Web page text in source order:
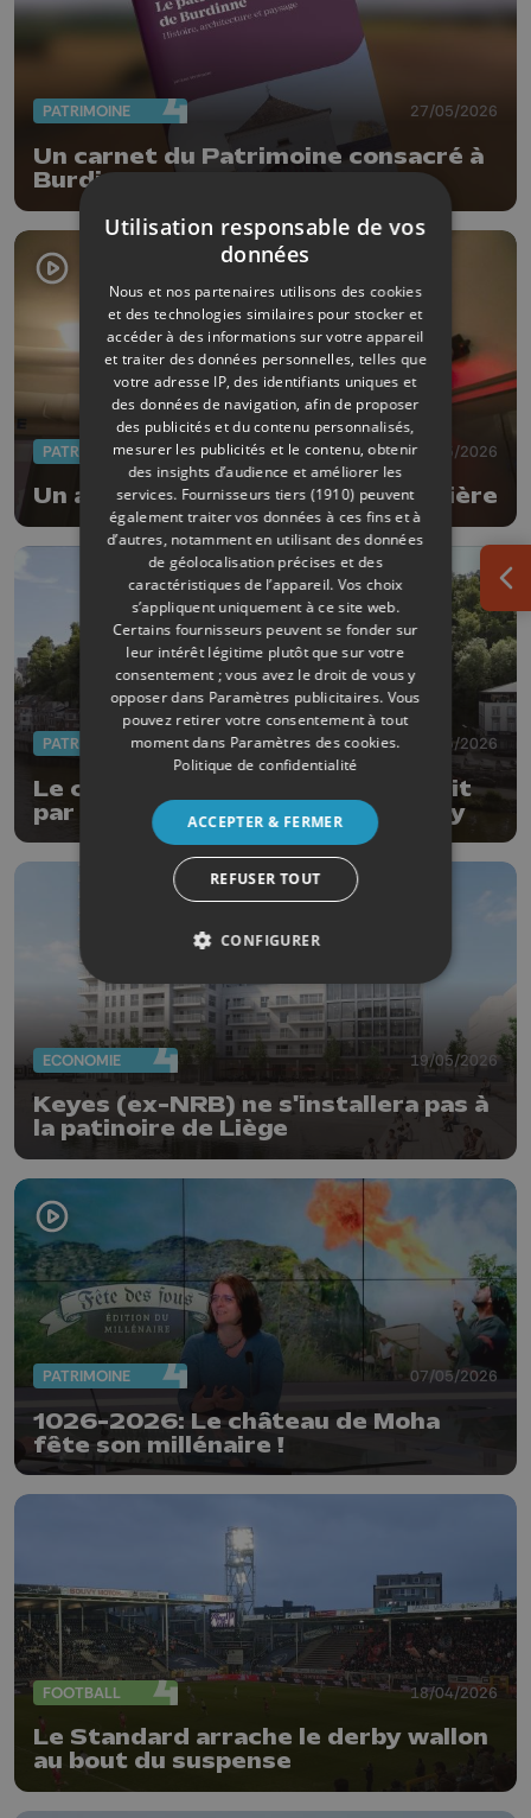
PATRIMOINE 27/05/2026
Un carnet du Patrimoine consacré à
Burdinne
PATRIMOINE 20/05/2026
Un abri antiaérien sous la Sauvenière
PATRIMOINE 20/05/2026
Le collège communal de Huy réagit
par rapport à l'état du Fort de Huy
ECONOMIE 19/05/2026
Keyes (ex-NRB) ne s'installera pas à
la patinoire de Liège
PATRIMOINE 07/05/2026
1026-2026: Le château de Moha
fête son millénaire !
FOOTBALL 18/04/2026
Le Standard arrache le derby wallon
au bout du suspense
Utilisation responsable de vos
données
Nous et nos partenaires utilisons des cookies
et des technologies similaires pour stocker et
accéder à des informations sur votre appareil
et traiter des données personnelles, telles que
votre adresse IP, des identifiants uniques et
des données de navigation, afin de proposer
des publicités et du contenu personnalisés,
mesurer les publicités et le contenu, obtenir
des insights d’audience et améliorer les
services. Fournisseurs tiers (1910) peuvent
également traiter vos données à ces fins et à
d’autres, notamment en utilisant des données
de géolocalisation précises et des
caractéristiques de l’appareil. Vos choix
s’appliquent uniquement à ce site web.
Certains fournisseurs peuvent se fonder sur
leur intérêt légitime plutôt que sur votre
consentement ; vous avez le droit de vous y
opposer dans Paramètres publicitaires. Vous
pouvez retirer votre consentement à tout
moment dans Paramètres des cookies.
Politique de confidentialité
ACCEPTER & FERMER
REFUSER TOUT
CONFIGURER